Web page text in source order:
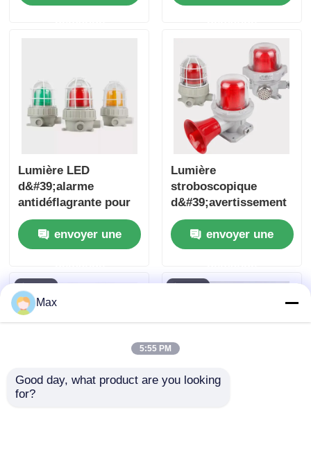
chimiques et les
Lumière LED
d&#39;alarme
antidéflagrante pour
zone 1 et zone 2
envoyer une
Lumière
stroboscopique
d&#39;avertissement
LED antidéflagrante
pour la sécurité des
usines
envoyer une
Max
5:55 PM
Good day, what product are you looking
for?